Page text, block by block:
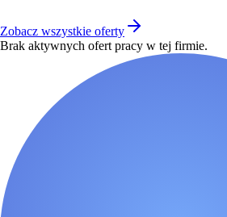
Zobacz wszystkie oferty
Brak aktywnych ofert pracy w tej firmie.